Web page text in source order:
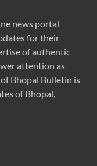
news portal
for their
of authentic
attention as
Bhopal Bulletin is
of Bhopal,